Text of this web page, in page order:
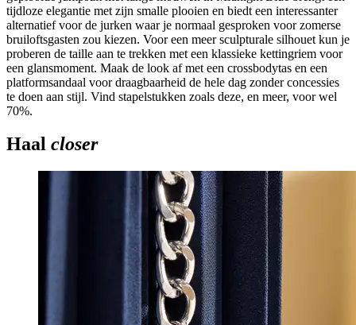
tijdloze elegantie met zijn smalle plooien en biedt een interessanter
alternatief voor de jurken waar je normaal gesproken voor zomerse
bruiloftsgasten zou kiezen. Voor een meer sculpturale silhouet kun je
proberen de taille aan te trekken met een klassieke kettingriem voor
een glansmoment. Maak de look af met een crossbodytas en een
platformsandaal voor draagbaarheid de hele dag zonder concessies
te doen aan stijl. Vind stapelstukken zoals deze, en meer, voor wel
70%.
Haal closer